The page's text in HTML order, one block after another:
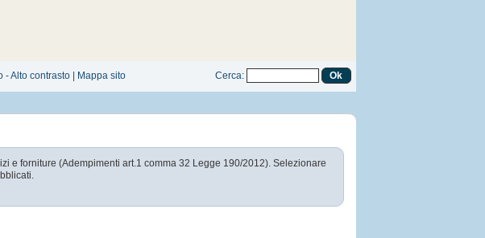
Cerca:
-Alto contrasto Mappa sito
e forniture (Adempimenti art.1 comma 32 Legge 190/2012). Selezionare